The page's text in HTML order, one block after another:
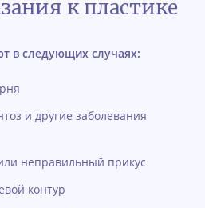
к пластике
в следующих случаях:
и другие заболевания
неправильный прикус
контур